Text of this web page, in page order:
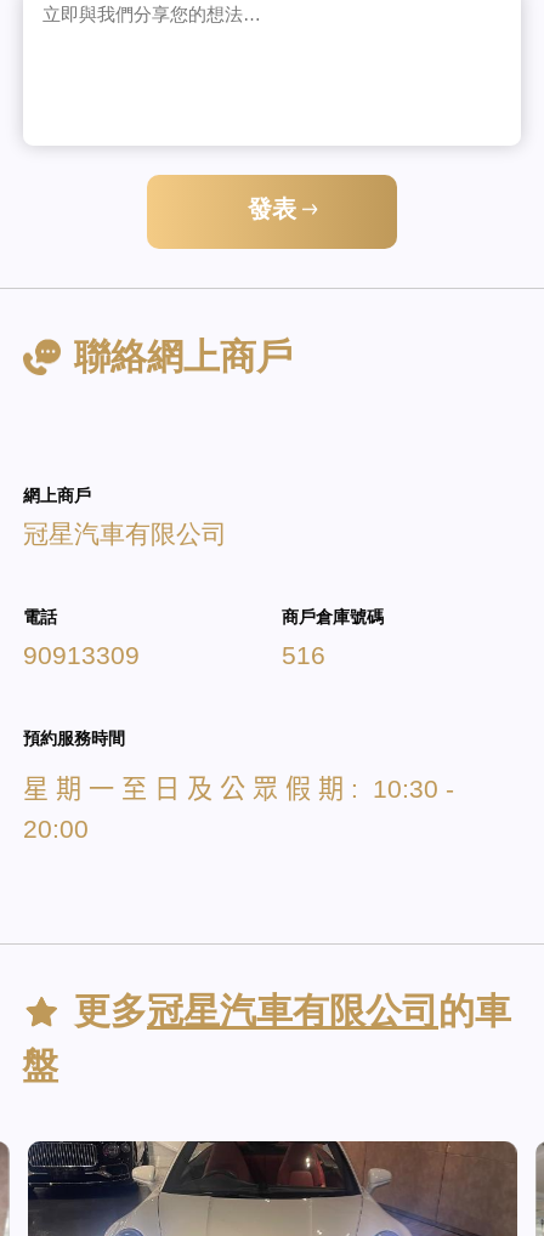
發表
聯絡網上商戶
網上商戶
冠星汽車有限公司
電話
90913309
商戶倉庫號碼
516
預約服務時間
星 期 一 至 日 及 公 眾 假 期 : 10:30 -
20:00
更多冠星汽車有限公司 的車
盤